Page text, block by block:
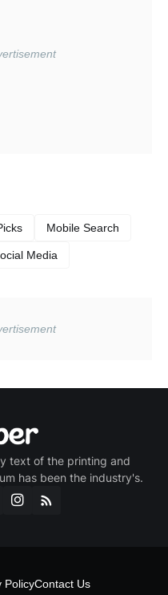
Mobile Search
Media
text of the printing and
has been the industry's.
PolicyContact Us